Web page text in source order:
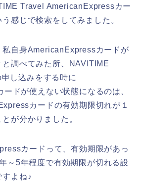
Travel AmericanExpressカー
感じで検索をしてみました。
私自身AmericanExpressカードが
調べてみた所、NAVITIME
し込みをする時に
ドが使えない状態になるのは、
カードの有効期限切れが１
が分かりました。
カードって、有効期限があっ
～5年程度で有効期限が切れる設
すよね♪